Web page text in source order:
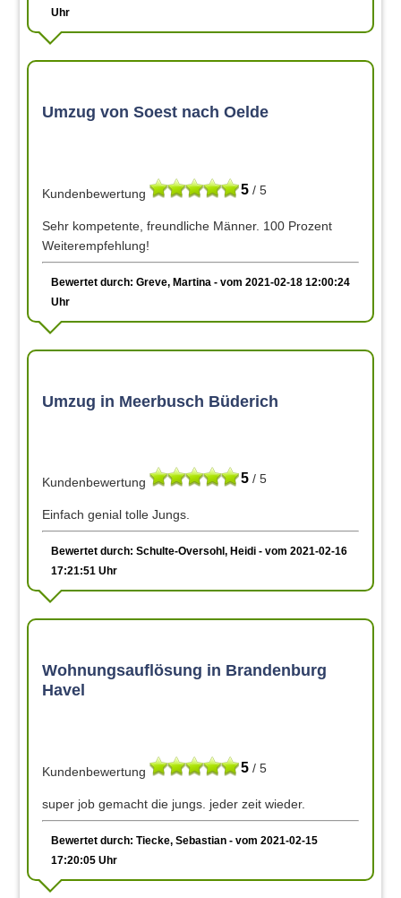
Uhr
Umzug von Soest nach Oelde
5 / 5
Kundenbewertung
Sehr kompetente, freundliche Männer. 100 Prozent
Weiterempfehlung!
Bewertet durch: Greve, Martina - vom 2021-02-18 12:00:24
Uhr
Umzug in Meerbusch Büderich
5 / 5
Kundenbewertung
Einfach genial tolle Jungs.
Bewertet durch: Schulte-Oversohl, Heidi - vom 2021-02-16
17:21:51 Uhr
Wohnungsauflösung in Brandenburg
Havel
5 / 5
Kundenbewertung
super job gemacht die jungs. jeder zeit wieder.
Bewertet durch: Tiecke, Sebastian - vom 2021-02-15
17:20:05 Uhr